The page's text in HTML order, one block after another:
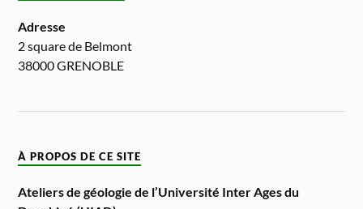
Adresse
2 square de Belmont
38000 GRENOBLE
À PROPOS DE CE SITE
Ateliers de géologie de l’Université Inter Ages du